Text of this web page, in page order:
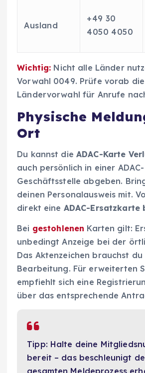
Ausland
+49 30
4050 4050
Wichtig: Nicht alle Länder
Vorwahl 0049. Prüfe vorab
Ländervorwahl für Anrufe
Physische
Ort
Du kannst dieADAC-Karte
auch persönlich in einer ADAC-
Geschäftsstelle abgeben.
deinen Personalausweis mit.
direkt eine ADAC-Ersatzkarte
Bei gestohlenen Karten gilt:
unbedingt Anzeige bei der
Das Aktenzeichen brauchst
Bearbeitung. Für erweiterten
empfiehlt sich eine
über das entsprechende
Tipp: Halte deine
bereit – das beschleunigt
gesamten Meldeprozess